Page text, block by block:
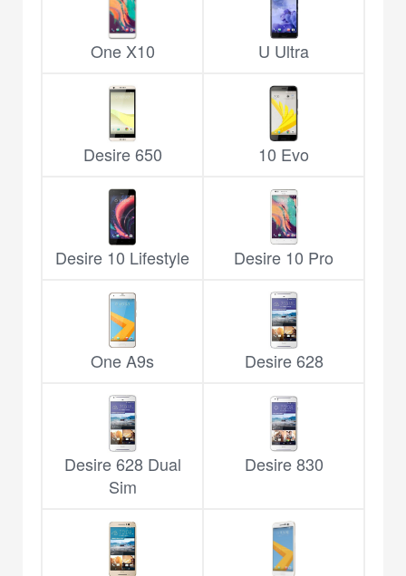
One X10 U Ultra
Desire 650 10 Evo
Desire 10 Lifestyle Desire 10 Pro
One A9s Desire 628
Desire 628 Dual
Sim
Desire 830